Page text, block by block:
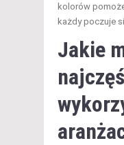
kolorów
każdy poczuje
Jakie